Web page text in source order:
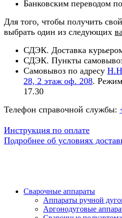
Банковским переводом
Для того, чтобы получить
выбрать один из следующих
СДЭК. Доставка
СДЭК. Пункты
Самовывоз по адресу
28, 2 этаж оф. 208.
17.30
Телефон справочной службы:
Инструкция по оплате
Подробнее об условиях
Сварочные аппараты
Аппараты ручной
Аргонодуговые